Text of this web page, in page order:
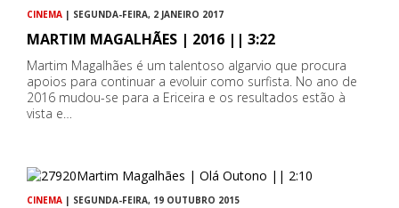
CINEMA | SEGUNDA-FEIRA, 2 JANEIRO 2017
MARTIM MAGALHÃES | 2016 || 3:22
Martim Magalhães é um talentoso algarvio que procura
apoios para continuar a evoluir como surfista. No ano de
2016 mudou-se para a Ericeira e os resultados estão à
vista e…
CINEMA | SEGUNDA-FEIRA, 19 OUTUBRO 2015